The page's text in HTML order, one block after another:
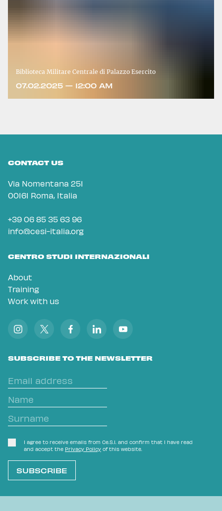
Biblioteca Militare Centrale di Palazzo Esercito
07.02.2025 — 12:00 AM
CONTACT US
Via Nomentana 251
00161 Roma, Italia
+39 06 85 35 63 96
info@cesi-italia.org
CENTRO STUDI INTERNAZIONALI
About
Training
Work with us
SUBSCRIBE TO THE NEWSLETTER
I agree to receive emails from Ce.S.I. and confirm that I have read
and accept the Privacy Policy of this website.